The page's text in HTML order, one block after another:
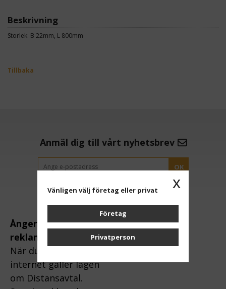
Beskrivning
Storlek: B 22mm, L 800mm
Tillbaka
Anmäl dig till vårt nyhetsbrev
OK
Ångerrätt och
reklamation:
När du handlar via
internet gäller lagen
om Distansavtal.
x
Vänligen välj företag eller privat
Företag
Privatperson